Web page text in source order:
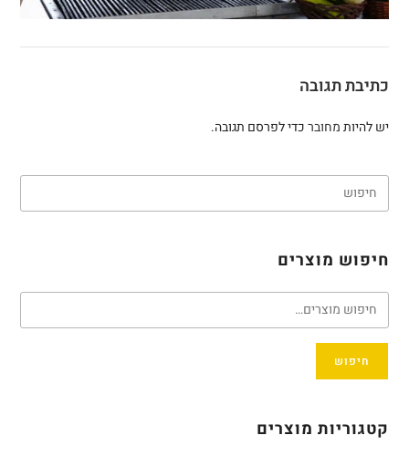
כתיבת תגובה
יש להיותמחוברכדי לפרסם תגובה.
חיפוש מוצרים
חיפוש
קטגוריות מוצרים